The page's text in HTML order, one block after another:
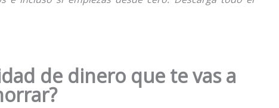
de dinero que te vas a